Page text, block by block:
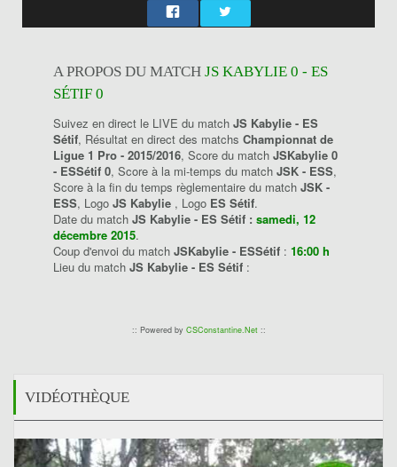
A PROPOS DU MATCH JS KABYLIE 0 - ES
SÉTIF 0
Suivez en direct le LIVE du match JS Kabylie - ES
Sétif, Résultat en direct des matchs Championnat de
Ligue 1 Pro - 2015/2016, Score du match JSKabylie 0
- ESSétif 0, Score à la mi-temps du match JSK - ESS,
Score à la fin du temps règlementaire du match JSK -
ESS, Logo JS Kabylie , Logo ES Sétif.
Date du match JS Kabylie - ES Sétif : samedi, 12
décembre 2015.
Coup d'envoi du match JSKabylie - ESSétif : 16:00 h
Lieu du match JS Kabylie - ES Sétif :
:: Powered by CSConstantine.Net::
VIDÉOTHÈQUE